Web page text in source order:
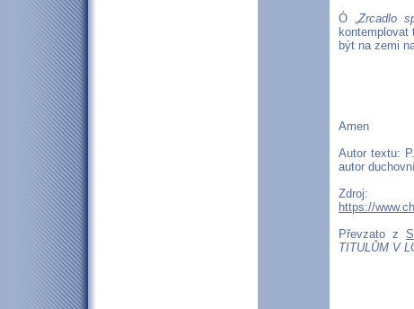
Ó „Zrcadlo
být na zemi
Amen
Autor textu:
autor
Zdroj:
https://
Převzato z
TITULŮM V